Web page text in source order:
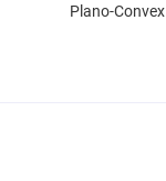
Plano-Convex